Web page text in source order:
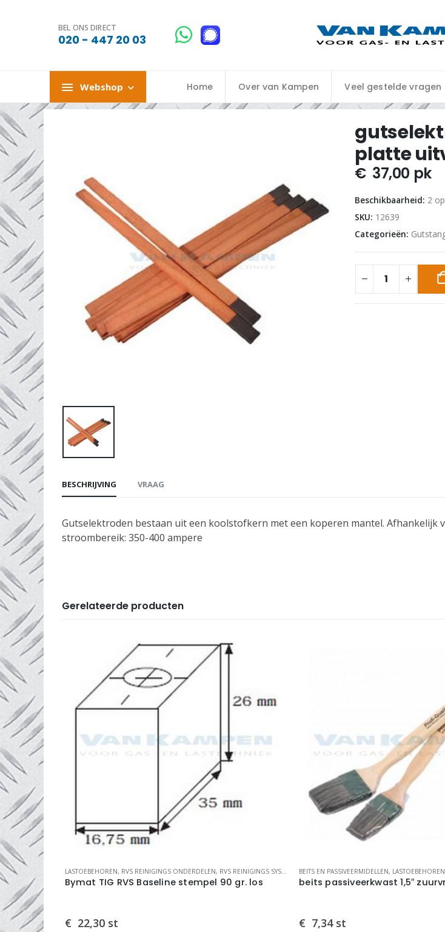
BEL ONS DIRECT
020 - 447 20 03
Webshop Home Over van Kampen Veel gestelde vragen
platte
€ 37,00 pk
Beschikbaarheid: 2
SKU: 12639
Categorieën:
BESCHRIJVING VRAAG
Gutselektroden bestaan uit een koolstofkern met een koperen mantel. Afhankelijk
stroombereik: 350-400 ampere
Gerelateerde producten
SYSTEMEN
klem
LASTOEBEHOREN,RVS REINIGINGS ONDERDELEN,RVS REINIGINGS SYSTEMEN
Bymat TIG RVS Baseline stempel 90 gr. los
€ 22,30 st
BEITS EN PASSIVEERMIDELLEN, LASTOEBEHOREN
beits passiveerkwast 1,5″
€ 7,34 st